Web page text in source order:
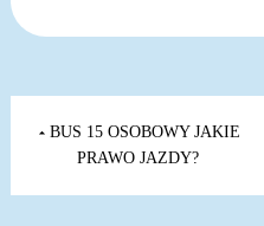
Nawigacja
wpisu
BUS 15 OSOBOWY JAKIE
PRAWO JAZDY?